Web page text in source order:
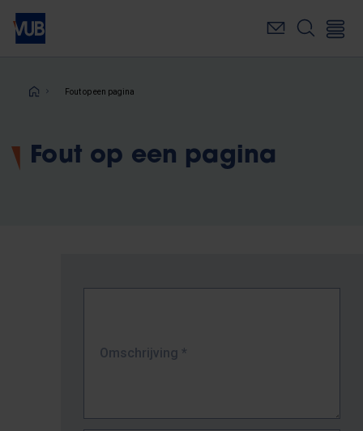
Overslaan
naar
inhoudKruimelpad
Fout op een pagina
Fout op een pagina
Omschrijving *